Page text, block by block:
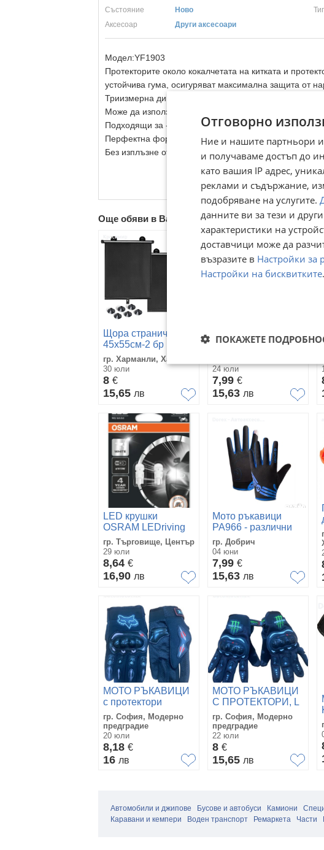
Състояние Ново
Aксесоар
Други аксесоари
Модел:YF1903
Протекторите около кокалчетата на китката и
устойчива гума, осигуряват максимална защита от
Триизмерна дишаща мрежа.
Може да използвате смарт телефона си без да
Подходящи за - мотокрос, ендуро и колело.
Перфектна форма.
Без изплъзне от ръцете.
Още обяви в Bazar.BG
Щора странична -
45х55см-2 бр в к-т
гр. Харманли, Хасково
30 юли
8 €
15,65 лв
12V 55W - 2 бр/к-т
24 юли
7,99 €
15,63 лв
LED крушки
OSRAM LEDriving
SL T10(W5W) к-т/2
бр./
гр. Търговище, Център
29 юли
8,64 €
16,90 лв
Мото ръкавици
PA966 - различни
цветове
гр. Добрич
04 юни
7,99 €
15,63 лв
МОТО РЪКАВИЦИ
с протектори
134,Черен
гр. София, Модерно
предградие
20 юли
8,18 €
16 лв
МОТО РЪКАВИЦИ
С ПРОТЕКТОРИ, L
- 018-1
гр. София, Модерно
предградие
22 юли
8 €
15,65 лв
Автомобили и джипове Бусове и автобуси Камиони
Каравани и кемпери
Воден транспорт Ремаркета Части
Отговорно
Ние и нашите партньори
и получаваме достъп до
като вашия IP адрес,
реклами и съдържание,
подобряване на услугите.
данните ви за тези и
характеристики на
доставчици може да
възразите в Настройки за
Настройки на бисквитките.
ПОКАЖЕТЕ